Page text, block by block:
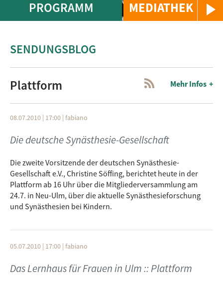
MEDIATHEK
PROGRAMM
SENDUNGSBLOG
Plattform Mehr Infos
08.07.2010 | 17:00 | fabiano
Die deutsche Synästhesie-Gesellschaft
Die zweite Vorsitzende der deutschen Synästhesie-
Gesellschaft e.V., Christine Söffing, berichtet heute in der
Plattform ab 16 Uhr über die Mitgliederversammlung am
24.7. in Neu-Ulm, über die aktuelle Synästhesieforschung
und Synästhesien bei Kindern.
05.07.2010 | 17:00 | fabiano
Das Lernhaus für Frauen in Ulm :: Plattform